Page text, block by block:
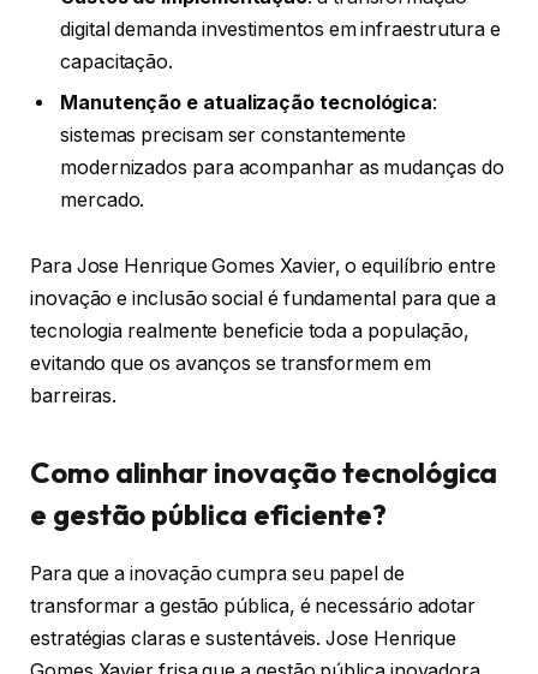
digital demanda investimentos em infraestrutura e
capacitação.
Manutenção e atualização tecnológica:
sistemas precisam ser constantemente
modernizados para acompanhar as mudanças do
mercado.
Para Jose Henrique Gomes Xavier, o equilíbrio entre
inovação e inclusão social é fundamental para que a
tecnologia realmente beneficie toda a população,
evitando que os avanços se transformem em
barreiras.
Como alinhar inovação tecnológica
e gestão pública eficiente?
Para que a inovação cumpra seu papel de
transformar a gestão pública, é necessário adotar
estratégias claras e sustentáveis. Jose Henrique